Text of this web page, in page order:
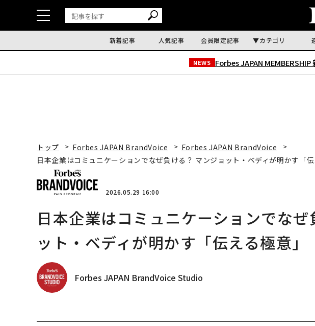
新着記事 人気記事 会員限定記事 カテゴリ
NEWS Forbes JAPAN MEMBERSHIP
トップ Forbes JAPAN BrandVoice
Forbes JAPAN BrandVoice
日本企業はコミュニケーションでなぜ負ける？ マンジョット・ベディが明かす「伝
2026.05.29 16:00
日本企業はコミュニケーションでなぜ
ット・ベディが明かす「伝える極意」
Forbes JAPAN BrandVoice Studio